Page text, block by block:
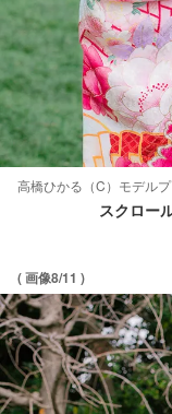
高橋ひかる（C）モデル
スクロー
( 画像8/11 )